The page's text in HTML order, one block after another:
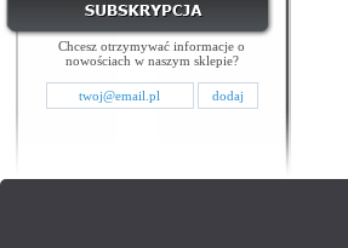
Chcesz otrzymywać informacje o
nowościach w naszym sklepie?